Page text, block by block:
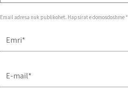
Email adresa nuk publikohet. Hapsirat e domosdoshme *